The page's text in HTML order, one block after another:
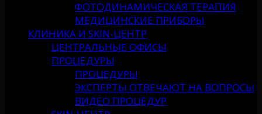
ФОТОДИНАМИЧЕСКАЯ ТЕРАПИЯ
МЕДИЦИНСКИЕ ПРИБОРЫ
КЛИНИКА И SKIN-ЦЕНТР
ЦЕНТРАЛЬНЫЕ ОФИСЫ
ПРОЦЕДУРЫ
ПРОЦЕДУРЫ
ЭКСПЕРТЫ ОТВЕЧАЮТ НА ВОПРОСЫ
ВИДЕО ПРОЦЕДУР